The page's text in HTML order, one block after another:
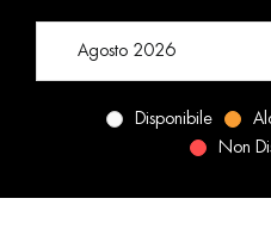
Disponibile
Non